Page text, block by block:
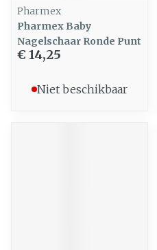
Pharmex
Pharmex Baby
Nagelschaar Ronde Punt
€ 14,25
Niet beschikbaar